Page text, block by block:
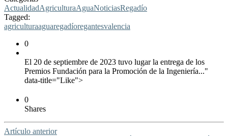
ActualidadAgriculturaAguaNoticiasRegadío
Tagged:
agriculturaaguaregadíoregantesvalencia
0
El 20 de septiembre de 2023 tuvo lugar la entrega de los
Premios Fundación para la Promoción de la Ingeniería..."
data-title="Like">
0
Shares
Artículo anterior